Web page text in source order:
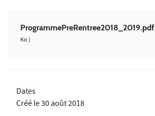
ProgrammePreRentree2018_2019.pdf
Ko )
Dates
Créé le30 août 2018